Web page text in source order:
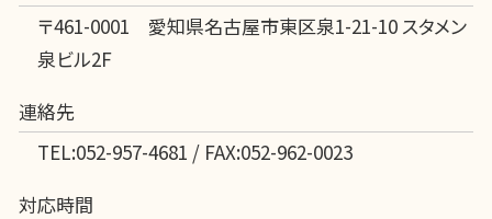
〒461-0001 愛知県名古屋市東区泉1-21-10 スタメン
泉ビル2F
連絡先
TEL:052-957-4681 / FAX:052-962-0023
対応時間